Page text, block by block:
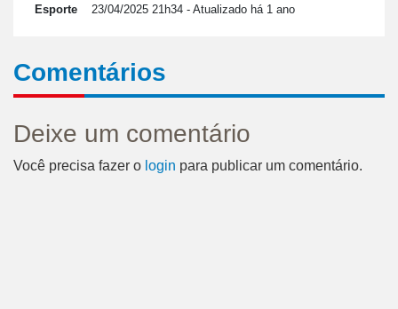
Esporte 23/04/2025 21h34 - Atualizado há 1 ano
Comentários
Deixe um comentário
Você precisa fazer o login para publicar um comentário.